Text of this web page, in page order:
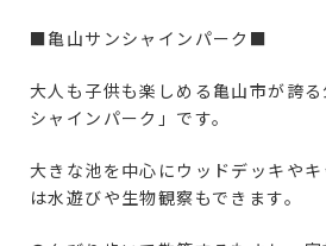
■亀山サンシャインパーク■
大人も子供も楽しめる亀山市が誇
シャインパーク」です。
大きな池を中心にウッドデッキや
は水遊びや生物観察もできます。